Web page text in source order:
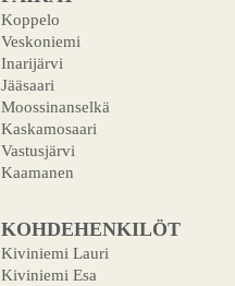
Koppelo
Veskoniemi
Inarijärvi
Jääsaari
Moossinanselkä
Kaskamosaari
Vastusjärvi
Kaamanen
KOHDEHENKILÖT
Kiviniemi Lauri
Kiviniemi Esa